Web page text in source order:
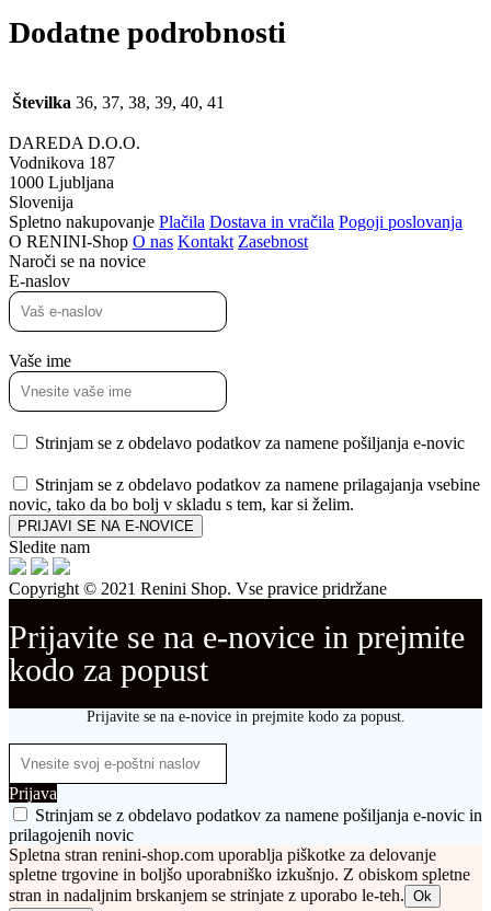
Dodatne podrobnosti
Številka 36, 37, 38, 39, 40, 41
DAREDA D.O.O.
Vodnikova 187
1000 Ljubljana
Slovenija
Spletno nakupovanje Plačila Dostava in vračila Pogoji poslovanja
O RENINI-Shop O nas Kontakt Zasebnost
Naroči se na novice
E-naslov
Vaše ime
Strinjam se z obdelavo podatkov za namene pošiljanja e-novic
Strinjam se z obdelavo podatkov za namene prilagajanja vsebine
novic, tako da bo bolj v skladu s tem, kar si želim.
PRIJAVI SE NA E-NOVICE
Sledite nam
Copyright © 2021 Renini Shop. Vse pravice pridržane
Prijavite se na e-novice in prejmite
kodo za popust
Prijavite se na e-novice in prejmite kodo za popust.
Prijava
Strinjam se z obdelavo podatkov za namene pošiljanja e-novic in
prilagojenih novic
Spletna stran renini-shop.com uporablja piškotke za delovanje
spletne trgovine in boljšo uporabniško izkušnjo. Z obiskom spletne
stran in nadaljnim brskanjem se strinjate z uporabo le-teh. Ok